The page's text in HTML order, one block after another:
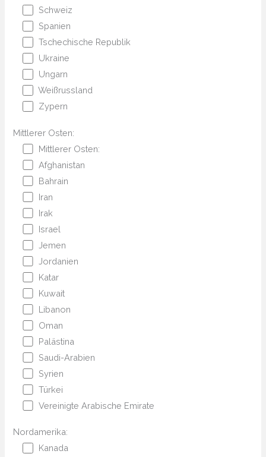
Schweiz
Spanien
Tschechische Republik
Ukraine
Ungarn
Weißrussland
Zypern
Mittlerer Osten:
Mittlerer Osten:
Afghanistan
Bahrain
Iran
Irak
Israel
Jemen
Jordanien
Katar
Kuwait
Libanon
Oman
Palästina
Saudi-Arabien
Syrien
Türkei
Vereinigte Arabische Emirate
Nordamerika:
Kanada